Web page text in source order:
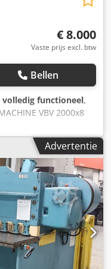
€ 8.000
Vaste prijs excl. btw
Bellen
volledig functioneel,
VBV 2000x8
Djdpfszh Eb Hex
Advertentie